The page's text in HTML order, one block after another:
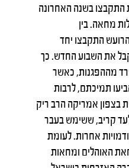
התקבצו בשנה האחרונה
מחאה. בין
התקבצו יחד
את השבוע החדש. כך
מההפגנות, כאשר
תמיכתם, לרבות
בצפון אמריקה הרב ריק
קריב, ששימש בעבר
אחרות. לעומת
האוהלים ומחאות